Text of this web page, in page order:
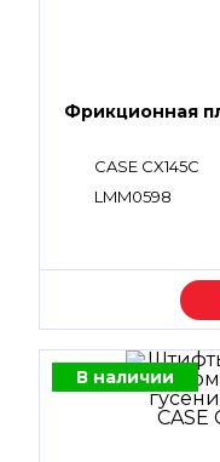
Фрикционная
CASE CX145C
LMM0598
В наличии